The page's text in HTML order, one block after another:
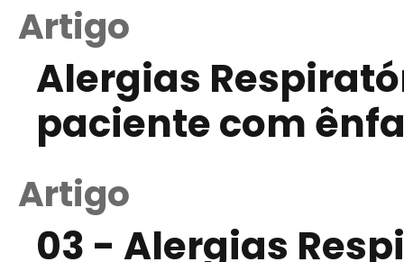
Artigo
Alergias
paciente com
Artigo
03 - Alergias